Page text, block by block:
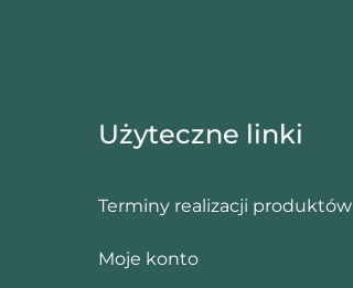
Użyteczne linki
Terminy realizacji produktów
Moje konto